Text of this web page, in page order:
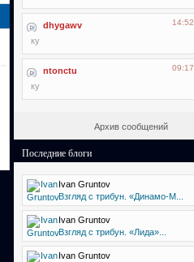
dhygawv 14:52
ку
ntonctu 09:17
ку
Архив сообщений
Последние блоги
Ivan Gruntov
Взгляд с трибун. «Динамо-М...
Ivan Gruntov
Взгляд с трибун. «Лида»...
Ivan Gruntov